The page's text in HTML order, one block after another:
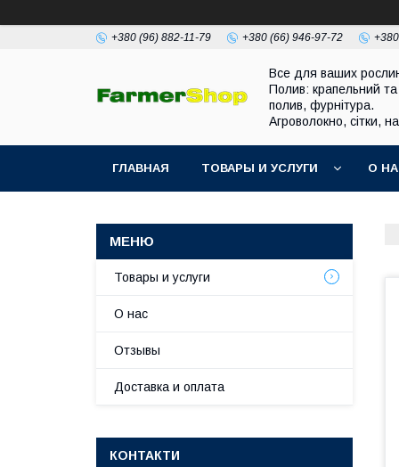
+380 (96) 882-11-79 +380 (66) 946-97-72
Все для ваших
Полив: крапельний та
полив, фурнітура.
Агроволокно, сітки,
ГЛАВНАЯ ТОВАРЫ И УСЛУГИ О
Товары и услуги
О нас
Отзывы
Доставка и оплата
КОНТАКТИ